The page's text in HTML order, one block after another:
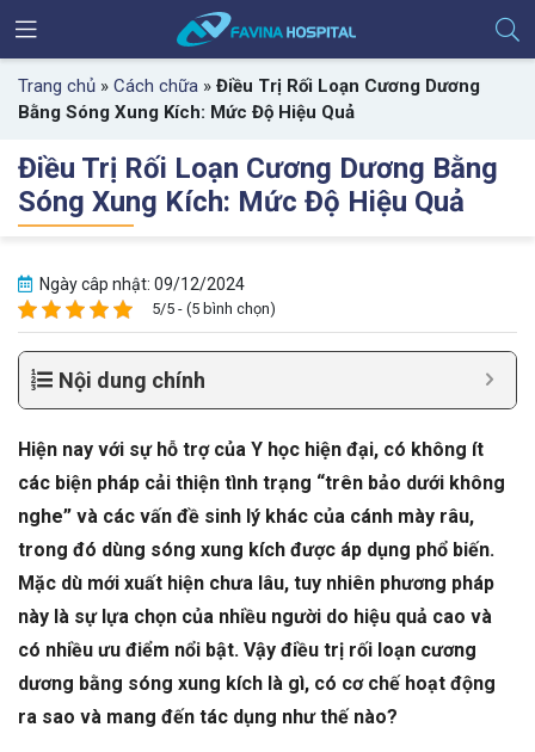
Trang chủ » Cách chữa » Điều Trị Rối Loạn Cương Dương
Bằng Sóng Xung Kích: Mức Độ Hiệu Quả
Điều Trị Rối Loạn Cương Dương Bằng
Sóng Xung Kích: Mức Độ Hiệu Quả
Ngày câp nhật: 09/12/2024
5/5 - (5 bình chọn)
Nội dung chính
Hiện nay với sự hỗ trợ của Y học hiện đại, có không ít
các biện pháp cải thiện tình trạng “trên bảo dưới không
nghe” và các vấn đề sinh lý khác của cánh mày râu,
trong đó dùng sóng xung kích được áp dụng phổ biến.
Mặc dù mới xuất hiện chưa lâu, tuy nhiên phương pháp
này là sự lựa chọn của nhiều người do hiệu quả cao và
có nhiều ưu điểm nổi bật. Vậy điều trị rối loạn cương
dương bằng sóng xung kích là gì, có cơ chế hoạt động
ra sao và mang đến tác dụng như thế nào?